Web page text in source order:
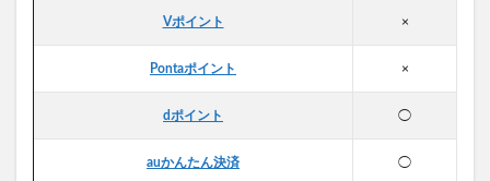
Vポイント ×
Pontaポイント ×
dポイント ◯
auかんたん決済 ◯